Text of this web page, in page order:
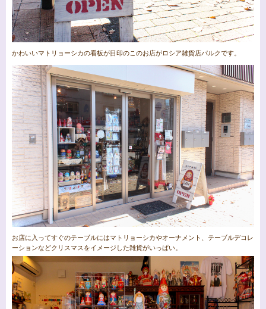
かわいいマトリョーシカの看板が目印のこのお店がロシア雑貨店パルクです。
お店に入ってすぐのテーブルにはマトリョーシカやオーナメント、テーブルデコレ
ーションなどクリスマスをイメージした雑貨がいっぱい。